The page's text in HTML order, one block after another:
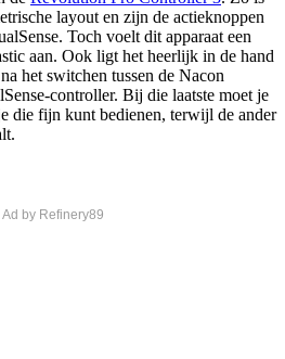
layout en zijn de actieknoppen
Toch voelt dit apparaat een
aan. Ook ligt het heerlijk in de hand
het switchen tussen de Nacon
controller. Bij die laatste moet je
die fijn kunt bedienen, terwijl de ander
by Refinery89